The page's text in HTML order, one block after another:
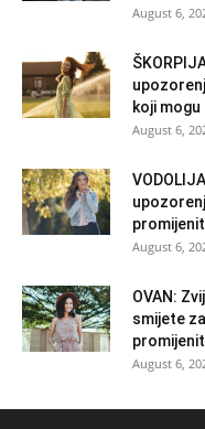
August 6,
koji
August 6,
August 6,
OVAN:
smijete
August 6,